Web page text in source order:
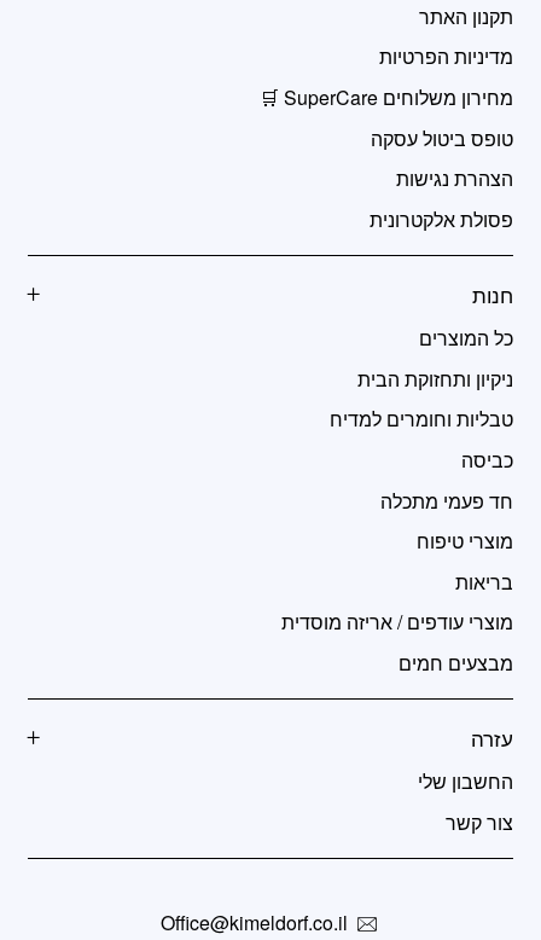
תקנון האתר
מדיניות הפרטיות
מחירון משלוחים SuperCare 🛒
טופס ביטול עסקה
הצהרת נגישות
פסולת אלקטרונית
חנות
כל המוצרים
ניקיון ותחזוקת הבית
טבליות וחומרים למדיח
כביסה
חד פעמי מתכלה
מוצרי טיפוח
בריאות
מוצרי עודפים / אריזה מוסדית
מבצעים חמים
עזרה
החשבון שלי
צור קשר
Office@kimeldorf.co.il